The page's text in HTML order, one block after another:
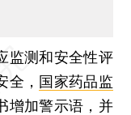
监测和安全性评
全， 国家药品监
增加警示语，并